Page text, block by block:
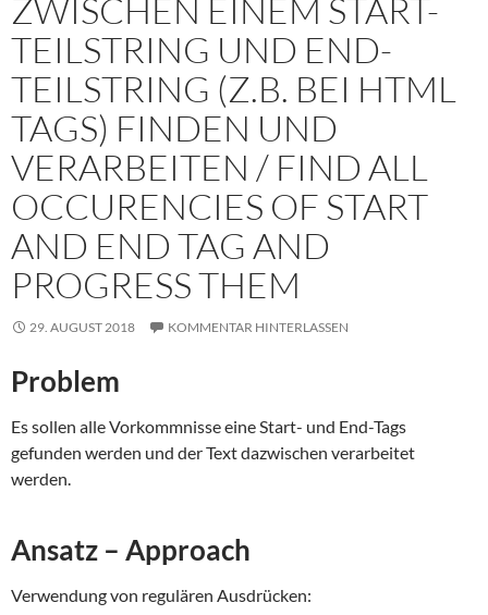
ZWISCHEN EINEM START-
TEILSTRING UND END-
TEILSTRING (Z.B. BEI HTML
TAGS) FINDEN UND
VERARBEITEN / FIND ALL
OCCURENCIES OF START
AND END TAG AND
PROGRESS THEM
29. AUGUST 2018 KOMMENTAR HINTERLASSEN
Problem
Es sollen alle Vorkommnisse eine Start- und End-Tags
gefunden werden und der Text dazwischen verarbeitet
werden.
Ansatz – Approach
Verwendung von regulären Ausdrücken: